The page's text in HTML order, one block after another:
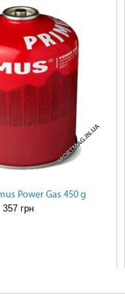
Power Gas 450 g
357 грн